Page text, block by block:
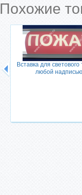
Похожие
Вставка для светового
любой надписью